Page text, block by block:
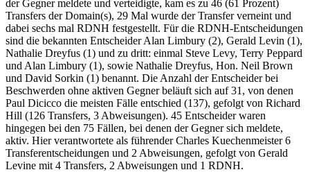
der Gegner meldete und verteidigte, kam es zu 46 (61 Prozent)
Transfers der Domain(s), 29 Mal wurde der Transfer verneint und
dabei sechs mal RDNH festgestellt. Für die RDNH-Entscheidungen
sind die bekannten Entscheider Alan Limbury (2), Gerald Levin (1),
Nathalie Dreyfus (1) und zu dritt: einmal Steve Levy, Terry Peppard
und Alan Limbury (1), sowie Nathalie Dreyfus, Hon. Neil Brown
und David Sorkin (1) benannt. Die Anzahl der Entscheider bei
Beschwerden ohne aktiven Gegner beläuft sich auf 31, von denen
Paul Dicicco die meisten Fälle entschied (137), gefolgt von Richard
Hill (126 Transfers, 3 Abweisungen). 45 Entscheider waren
hingegen bei den 75 Fällen, bei denen der Gegner sich meldete,
aktiv. Hier verantwortete als führender Charles Kuechenmeister 6
Transferentscheidungen und 2 Abweisungen, gefolgt von Gerald
Levine mit 4 Transfers, 2 Abweisungen und 1 RDNH.